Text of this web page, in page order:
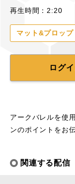
再生時間：2:20
マット&プロップ
ログ
アークバレルを使
ンのポイントをお
関連する配信